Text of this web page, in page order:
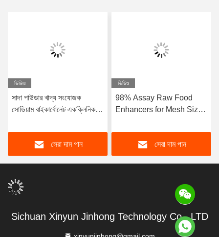
ভিডিও
সাদা পাউডার খাদ্য সংযোজক
সোডিয়াম বাইকার্বোনেট একক্লিনিক
বিদেশী নাম
সেরা দাম পান
ভিডিও
98% Assay Raw Food
Enhancers for Mesh Size
Benefit
সেরা দাম পান
Sichuan Xinyun Jinhong Technology Co., LTD